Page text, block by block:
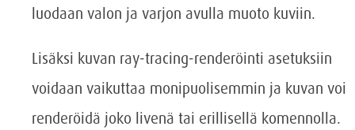
luodaan valon ja varjon avulla muoto kuviin.
Lisäksi kuvan ray-tracing-renderöinti asetuksiin
voidaan vaikuttaa monipuolisemmin ja kuvan voi
renderöidä joko livenä tai erillisellä komennolla.